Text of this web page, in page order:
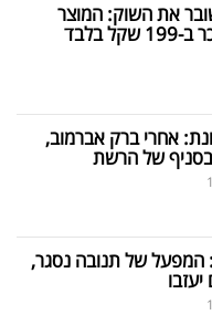
את השוק: המוצר
בלבד
אחרי ברק אברמוב,
בסניף של הרשת
שנה: המפעל של תנובה נסגר,